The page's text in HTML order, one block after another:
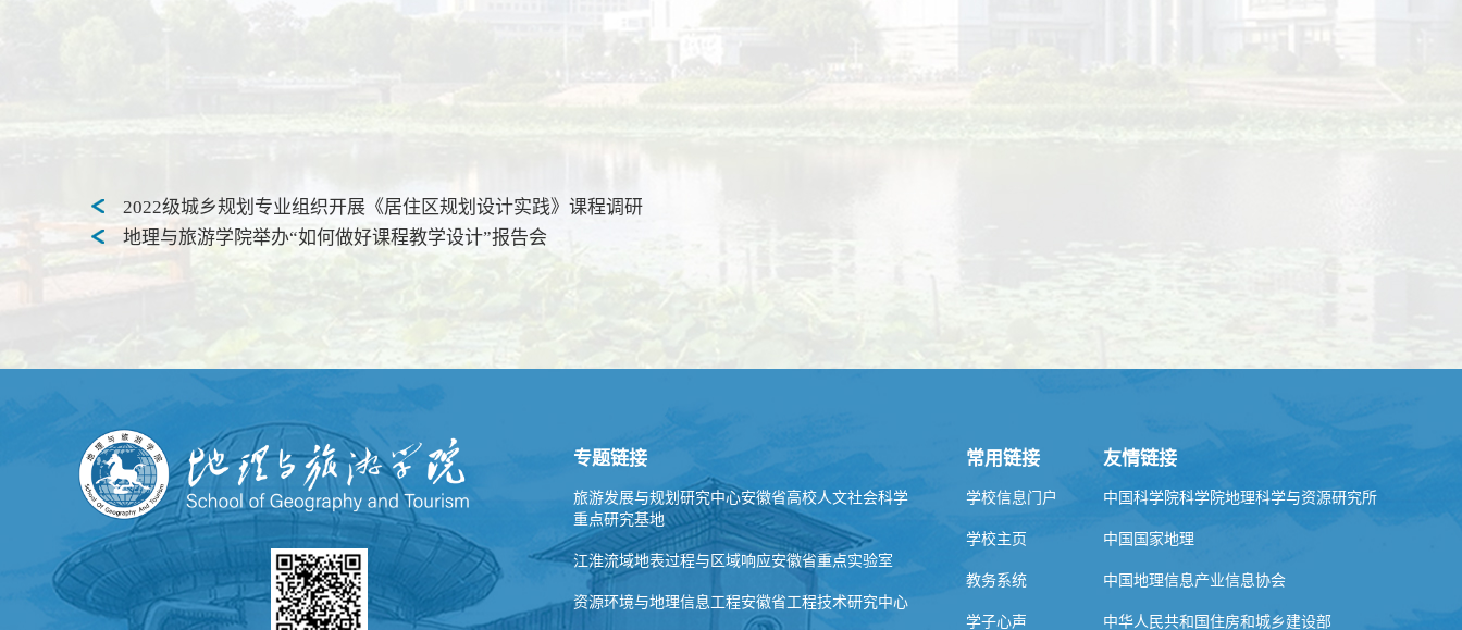
2022级城乡规划专业组织开展《居住区规划设计实践》课程调研
地理与旅游学院举办“如何做好课程教学设计”报告会
专题链接
旅游发展与规划研究中心安徽省高校人文社会科学
重点研究基地
江淮流域地表过程与区域响应安徽省重点实验室
资源环境与地理信息工程安徽省工程技术研究中心
常用链接
学校信息门户
学校主页
教务系统
学子心声
友情链接
中国科学院科学院地理科学与资源研究所
中国国家地理
中国地理信息产业信息协会
中华人民共和国住房和城乡建设部